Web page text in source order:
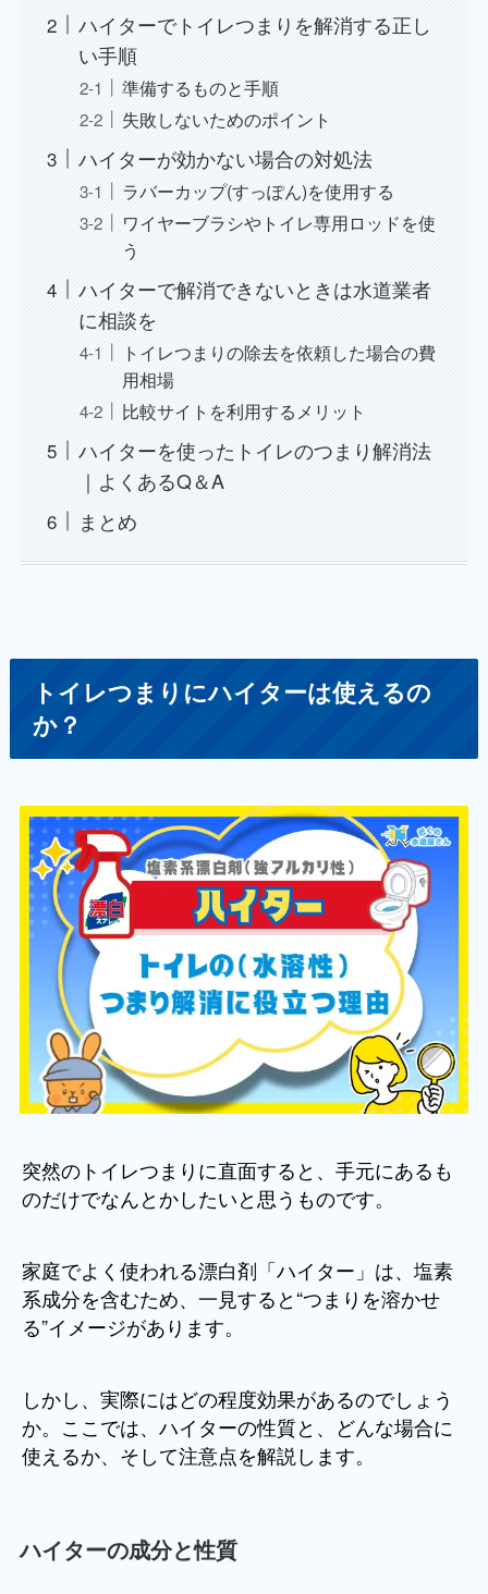
ハイターでトイレつまりを解消する正し
い手順
準備するものと手順
失敗しないためのポイント
ハイターが効かない場合の対処法
ラバーカップ(すっぽん)を使用する
ワイヤーブラシやトイレ専用ロッドを使
う
ハイターで解消できないときは水道業者
に相談を
トイレつまりの除去を依頼した場合の費
用相場
比較サイトを利用するメリット
ハイターを使ったトイレのつまり解消法
｜よくあるQ＆A
まとめ
トイレつまりにハイターは使えるの
か？
突然のトイレつまりに直面すると、手元にあるも
のだけでなんとかしたいと思うものです。
家庭でよく使われる漂白剤「ハイター」は、塩素
系成分を含むため、一見すると“つまりを溶かせ
る”イメージがあります。
しかし、実際にはどの程度効果があるのでしょう
か。ここでは、ハイターの性質と、どんな場合に
使えるか、そして注意点を解説します。
ハイターの成分と性質